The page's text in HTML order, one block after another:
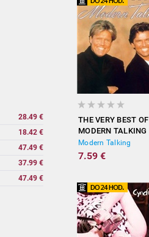
28.49 €
18.42 €
47.49 €
37.99 €
47.49 €
THE VERY BEST OF
MODERN TALKING
Modern Talking
7.59 €